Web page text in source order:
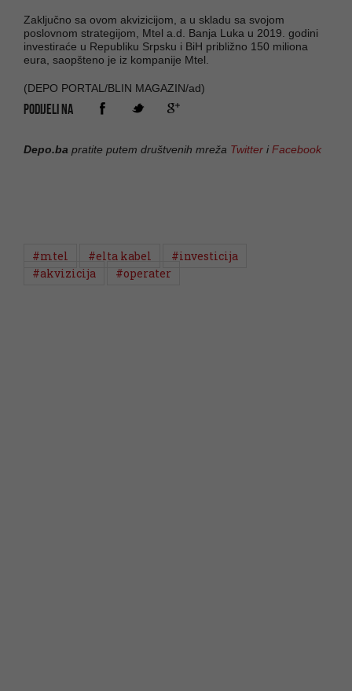
Zaključno sa ovom akvizicijom, a u skladu sa svojom
poslovnom strategijom, Mtel a.d. Banja Luka u 2019. godini
investiraće u Republiku Srpsku i BiH približno 150 miliona
eura, saopšteno je iz kompanije Mtel.
(DEPO PORTAL/BLIN MAGAZIN/ad)
PODIJELI NA
Depo.ba pratite putem društvenih mreža Twitter iFacebook
#mtel #elta kabel
#investicija
#akvizicija
#operater